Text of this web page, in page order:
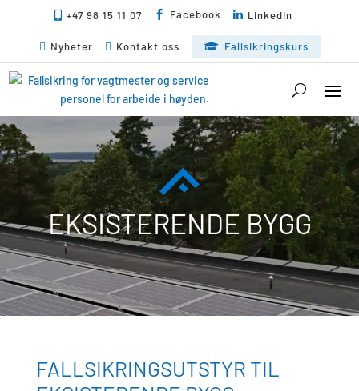
 +47 98 15 11 07  Facebook  LinkedIn
 Nyheter  Kontakt oss  Fallsikringskurs
EKSISTERENDE BYGG
FALLSIKRINGSUTSTYR TIL